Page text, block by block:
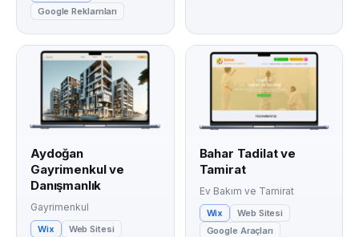
Google Reklamları
Aydoğan
Gayrimenkul ve
Danışmanlık
Gayrimenkul
Wix Web Sitesi
Bahar Tadilat ve
Tamirat
Ev Bakım ve Tamirat
Wix
Web Sitesi
Google Araçları